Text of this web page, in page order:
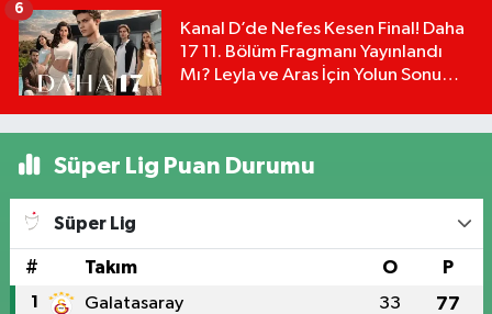
Kanal D’de Nefes Kesen Final! Daha
17 11. Bölüm Fragmanı Yayınlandı
Mı? Leyla ve Aras İçin Yolun Sonu
6
Süper Lig Puan Durumu
Süper Lig
# Takım O P
1 Galatasaray 33 77